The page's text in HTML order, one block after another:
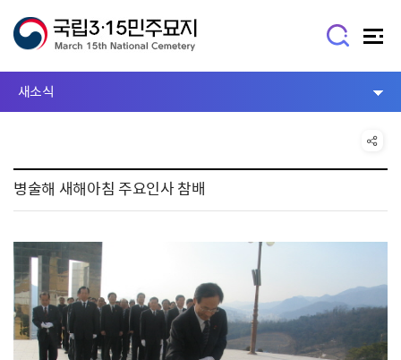
새소식
병술해 새해아침 주요인사 참배